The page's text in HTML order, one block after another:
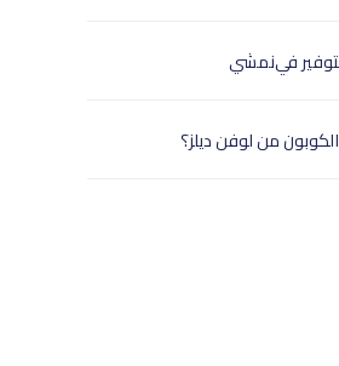
يقدم أحدث الصيحات وأفضلفينمشي
على رموز قسائم نمشي لمدن
شروط كل قسيمة بعناية
من لوفن ديلز؟